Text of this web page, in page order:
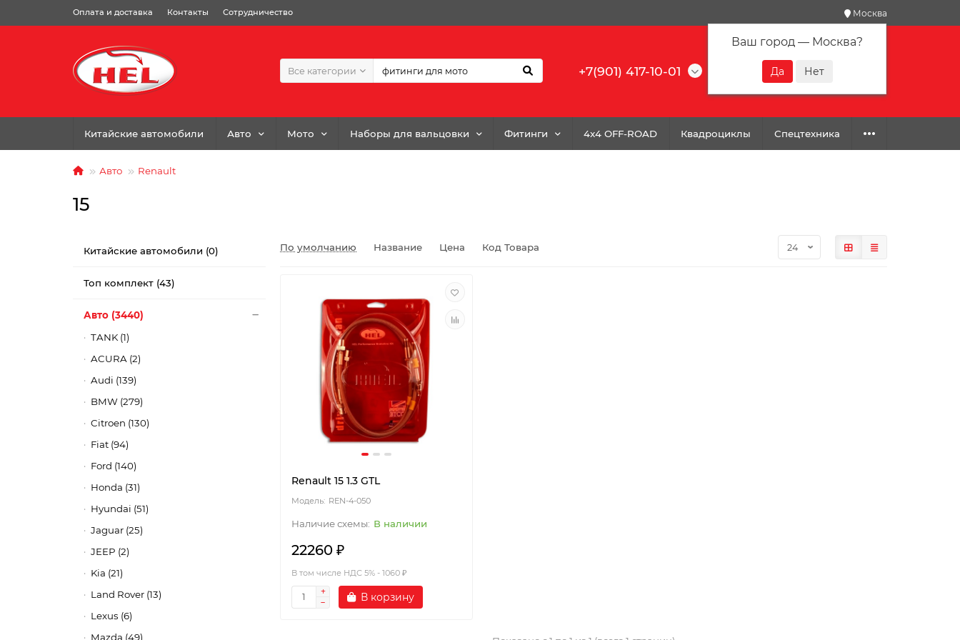
Оплата и доставка Контакты Сотрудничество Москва
Ваш город — Москва?
Все категории +7(901) 417-10-01
Китайские автомобили Авто Мото Наборы для вальцовки Фитинги 4x4 OFF-ROAD Квадроциклы Спецтехника
Авто Renault
15
Китайские автомобили (0)
Топ комплект (43)
Авто (3440)
TANK (1)
ACURA (2)
Audi (139)
BMW (279)
Citroen (130)
Fiat (94)
Ford (140)
Honda (31)
Hyundai (51)
Jaguar (25)
JEEP (2)
Kia (21)
Land Rover (13)
Lexus (6)
Mazda (49)
По умолчанию Название Цена Код Товара
Renault 15 1.3 GTL
REN-4-050
В наличии
22260 ₽
В том числе НДС 5% - 1060 ₽
В корзину